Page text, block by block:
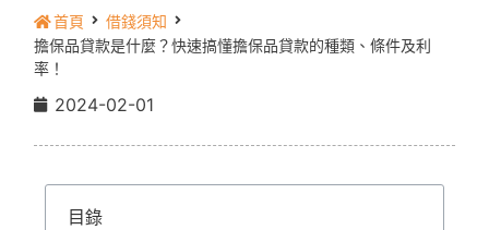
首頁
借錢須知
擔保品貸款是什麼？快速搞懂擔保品貸款的種類、條件及利
率！
2024-02-01
目錄